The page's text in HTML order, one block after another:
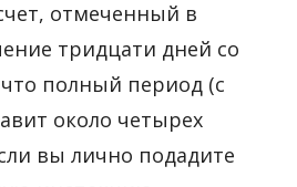
отмеченный в
тридцати дней со
полный период (с
около четырех
вы лично подадите